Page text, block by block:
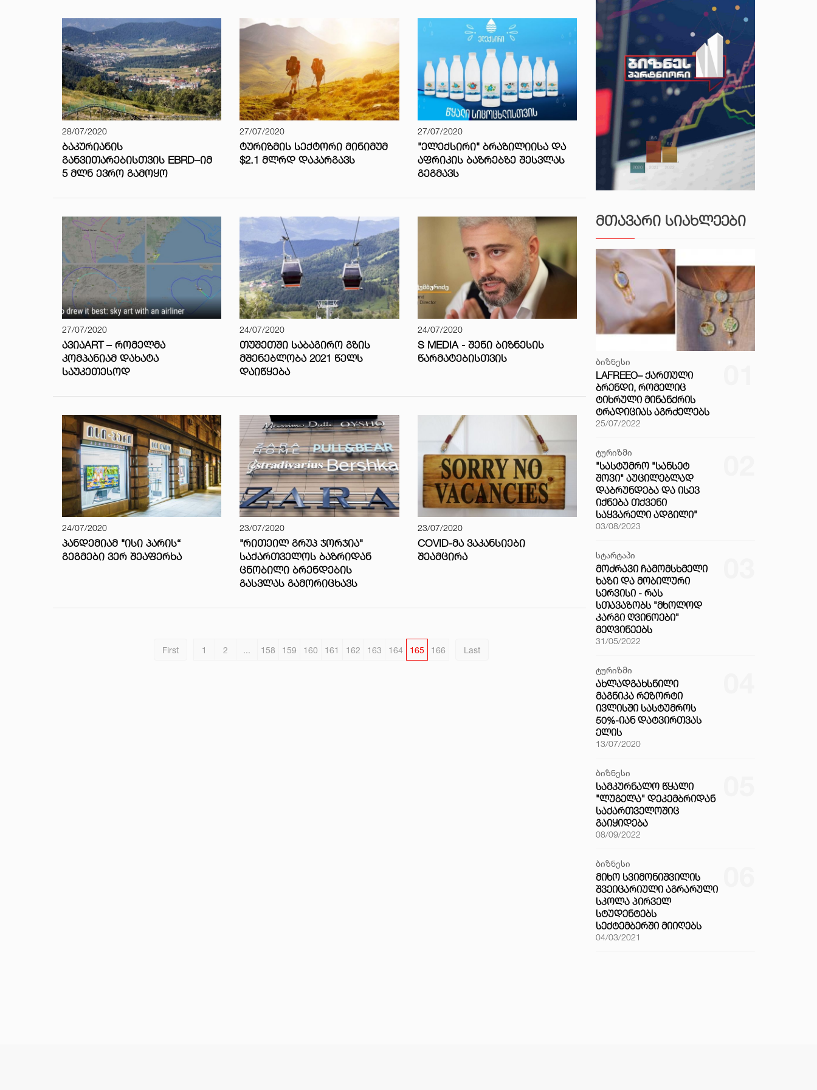
28/07/2020
ᲑᲐᲙᲣᲠᲘᲐᲜᲘᲡ
ᲒᲐᲜᲕᲘᲗᲐᲠᲔᲑᲘᲡᲗᲕᲘᲡ EBRD–ᲘᲛ
5 ᲛᲚᲜ ᲔᲕᲠᲝ ᲒᲐᲛᲝᲧᲝ
27/07/2020
ᲢᲣᲠᲘᲖᲛᲘᲡ ᲡᲔᲥᲢᲝᲠᲘ ᲛᲘᲜᲘᲛᲣᲛ
$2.1 ᲛᲚᲠᲓ ᲓᲐᲙᲐᲠᲒᲐᲕᲡ
27/07/2020
"ᲔᲚᲔᲥᲡᲘᲠᲘ" ᲑᲠᲐᲖᲘᲚᲘᲘᲡᲐ ᲓᲐ
ᲐᲤᲠᲘᲙᲘᲡ ᲑᲐᲖᲠᲔᲑᲖᲔ ᲨᲔᲡᲕᲚᲐᲡ
ᲒᲔᲒᲛᲐᲕᲡ
27/07/2020
ᲐᲕᲘᲐART – ᲠᲝᲛᲔᲚᲛᲐ
ᲙᲝᲛᲞᲐᲜᲘᲐᲛ ᲓᲐᲮᲐᲢᲐ
ᲡᲐᲣᲙᲔᲗᲔᲡᲝᲓ
24/07/2020
ᲗᲣᲨᲔᲗᲨᲘ ᲡᲐᲑᲐᲒᲘᲠᲝ ᲒᲖᲘᲡ
ᲛᲨᲔᲜᲔᲑᲚᲝᲑᲐ 2021 ᲬᲔᲚᲡ
ᲓᲐᲘᲬᲧᲔᲑᲐ
24/07/2020
S MEDIA - ᲨᲔᲜᲘ ᲑᲘᲖᲜᲔᲡᲘᲡ
ᲬᲐᲠᲛᲐᲢᲔᲑᲘᲡᲗᲕᲘᲡ
24/07/2020
ᲞᲐᲜᲓᲔᲛᲘᲐᲛ "ᲘᲡᲘ ᲞᲐᲠᲘᲡ“
ᲒᲔᲒᲛᲔᲑᲘ ᲕᲔᲠ ᲨᲔᲐᲤᲔᲠᲮᲐ
23/07/2020
"ᲠᲘᲗᲔᲘᲚ ᲒᲠᲣᲞ ᲯᲝᲠᲯᲘᲐ"
ᲡᲐᲥᲐᲠᲗᲕᲔᲚᲝᲡ ᲑᲐᲖᲠᲘᲓᲐᲜ
ᲪᲜᲝᲑᲘᲚᲘ ᲑᲠᲔᲜᲓᲔᲑᲘᲡ
ᲒᲐᲡᲕᲚᲐᲡ ᲒᲐᲛᲝᲠᲘᲪᲮᲐᲕᲡ
23/07/2020
COVID-ᲛᲐ ᲕᲐᲙᲐᲜᲡᲘᲔᲑᲘ
ᲨᲔᲐᲛᲪᲘᲠᲐ
First 1 2 ... 158 159 160 161 162 163 164 165 166 Last
ᲛᲗᲐᲕᲐᲠᲘ ᲡᲘᲐᲮᲚᲔᲔᲑᲘ
ბიზნესი
LAFREEO– ᲥᲐᲠᲗᲣᲚᲘ
ᲑᲠᲔᲜᲓᲘ, ᲠᲝᲛᲔᲚᲘᲪ
ᲢᲘᲮᲠᲣᲚᲘ ᲛᲘᲜᲐᲜᲥᲠᲘᲡ
ᲢᲠᲐᲓᲘᲪᲘᲐᲡ ᲐᲒᲠᲫᲔᲚᲔᲑᲡ
25/07/2022
ტურიზმი
"ᲡᲐᲡᲢᲣᲛᲠᲝ "ᲡᲐᲜᲡᲔᲢ
ᲨᲝᲕᲘ" ᲐᲣᲪᲘᲚᲔᲑᲚᲐᲓ
ᲓᲐᲑᲠᲣᲜᲓᲔᲑᲐ ᲓᲐ ᲘᲡᲔᲕ
ᲘᲥᲜᲔᲑᲐ ᲗᲥᲕᲔᲜᲘ
ᲡᲐᲧᲕᲐᲠᲔᲚᲘ ᲐᲓᲒᲘᲚᲘ"
03/08/2023
სტარტაპი
ᲛᲝᲫᲠᲐᲕᲘ ᲩᲐᲛᲝᲛᲡᲮᲛᲔᲚᲘ
ᲮᲐᲖᲘ ᲓᲐ ᲛᲝᲑᲘᲚᲣᲠᲘ
ᲡᲔᲠᲕᲘᲡᲘ - ᲠᲐᲡ
ᲡᲗᲐᲕᲐᲖᲝᲑᲡ "ᲛᲮᲝᲚᲝᲓ
ᲙᲐᲠᲒᲘ ᲦᲕᲘᲜᲝᲔᲑᲘ"
ᲛᲔᲦᲕᲘᲜᲔᲔᲑᲡ
31/05/2022
ტურიზმი
ᲐᲮᲚᲐᲓᲒᲐᲮᲡᲜᲘᲚᲘ
ᲛᲐᲒᲜᲘᲙᲐ ᲠᲔᲖᲝᲠᲢᲘ
ᲘᲕᲚᲘᲡᲨᲘ ᲡᲐᲡᲢᲣᲛᲠᲝᲡ
50%-ᲘᲐᲜ ᲓᲐᲢᲕᲘᲠᲗᲕᲐᲡ
ᲔᲚᲘᲡ
13/07/2020
ბიზნესი
ᲡᲐᲛᲙᲣᲠᲜᲐᲚᲝ ᲬᲧᲐᲚᲘ
"ᲚᲣᲒᲔᲚᲐ" ᲓᲔᲙᲔᲛᲑᲠᲘᲓᲐᲜ
ᲡᲐᲥᲐᲠᲗᲕᲔᲚᲝᲨᲘᲪ
ᲒᲐᲘᲧᲘᲓᲔᲑᲐ
08/09/2022
ბიზნესი
ᲛᲘᲮᲝ ᲡᲕᲘᲛᲝᲜᲘᲨᲕᲘᲚᲘᲡ
ᲨᲕᲔᲘᲪᲐᲠᲘᲣᲚᲘ ᲐᲒᲠᲐᲠᲣᲚᲘ
ᲡᲙᲝᲚᲐ ᲞᲘᲠᲕᲔᲚ
ᲡᲢᲣᲓᲔᲜᲢᲔᲑᲡ
ᲡᲔᲥᲢᲔᲛᲑᲔᲠᲨᲘ ᲛᲘᲘᲦᲔᲑᲡ
04/03/2021